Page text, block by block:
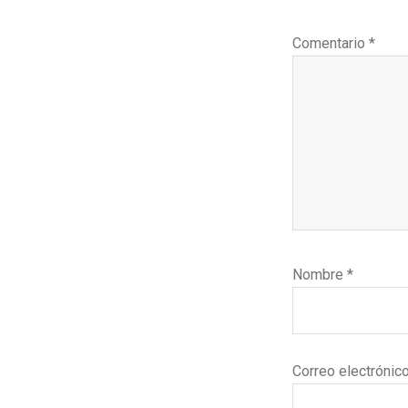
lectores
Comentario *
Nombre *
Correo